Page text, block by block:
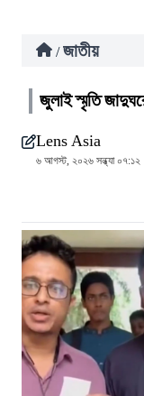
/ জাতীয়
জুলাই স্মৃতি
Lens Asia
৬ আগস্ট, ২০২৬ সন্ধ্যা ০৭:১২